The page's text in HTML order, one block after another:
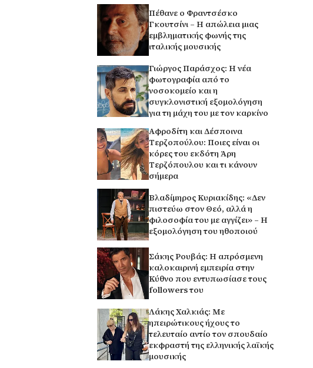
Πέθανε ο Φραντσέσκο
Γκουτσίνι – Η απώλεια μιας
εμβληματικής φωνής της
ιταλικής μουσικής
Γιώργος Παράσχος: Η νέα
φωτογραφία από το
νοσοκομείο και η
συγκλονιστική εξομολόγηση
για τη μάχη του με τον καρκίνο
Αφροδίτη και Δέσποινα
Τερζοπούλου: Ποιες είναι οι
κόρες του εκδότη Άρη
Τερζόπουλου και τι κάνουν
σήμερα
Βλαδίμηρος Κυριακίδης: «Δεν
πιστεύω στον Θεό, αλλά η
φιλοσοφία του με αγγίζει» – Η
εξομολόγηση του ηθοποιού
Σάκης Ρουβάς: Η απρόσμενη
καλοκαιρινή εμπειρία στην
Κύθνο που εντυπωσίασε τους
followers του
Λάκης Χαλκιάς: Με
ηπειρώτικους ήχους το
τελευταίο αντίο τον σπουδαίο
εκφραστή της ελληνικής λαϊκής
μουσικής